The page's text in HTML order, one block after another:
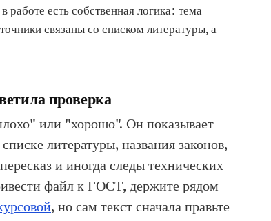
работе есть собственная логика: тема
связаны со списком литературы, а
проверка
или "хорошо". Он показывает
литературы, названия законов,
и иногда следы технических
файл к ГОСТ, держите рядом
, но сам текст сначала правьте